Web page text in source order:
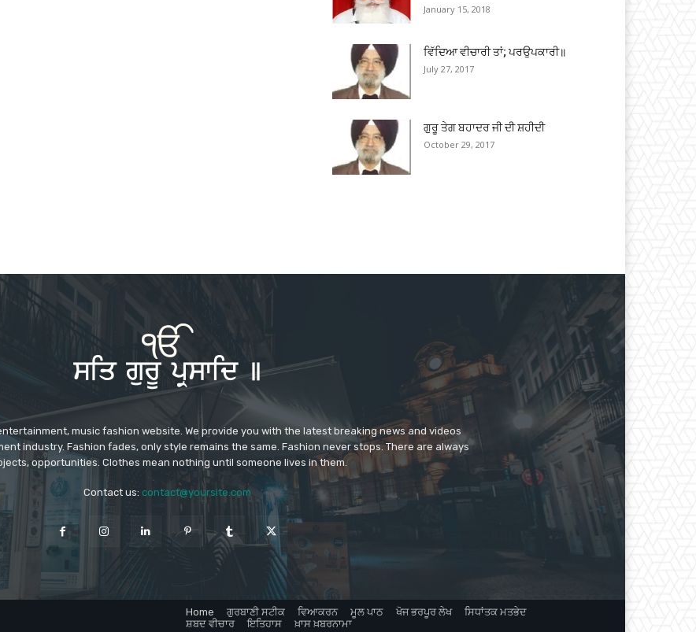
January 15, 2018
ਵਿੱਦਿਆ ਵੀਚਾਰੀ ਤਾਂ; ਪਰਉਪਕਾਰੀ॥
July 27, 2017
ਗੁਰੂ ਤੇਗ ਬਹਾਦਰ ਜੀ ਦੀ ਸ਼ਹੀਦੀ
October 29, 2017
music fashion website. We provide you with the latest breaking news and videos
industry. Fashion fades, only style remains the same. Fashion never stops. There are always
opportunities. Clothes mean nothing until someone lives in them.
Contact us: contact@yoursite.com
Home ਗੁਰਬਾਣੀ ਸਟੀਕ ਵਿਆਕਰਨ ਮੂਲ ਪਾਠ ਖੋਜ ਭਰਪੂਰ ਲੇਖ
ਸਿਧਾਂਤਕ ਮਤਭੇਦ
ਸ਼ਬਦ ਵੀਚਾਰ
ਇਤਿਹਾਸ ਖ਼ਾਸ ਖ਼ਬਰਨਾਮਾ